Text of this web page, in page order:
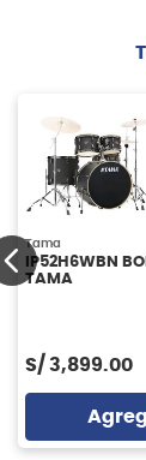
Tama
IP52H6WBN
TAMA
S/ 3,899.00